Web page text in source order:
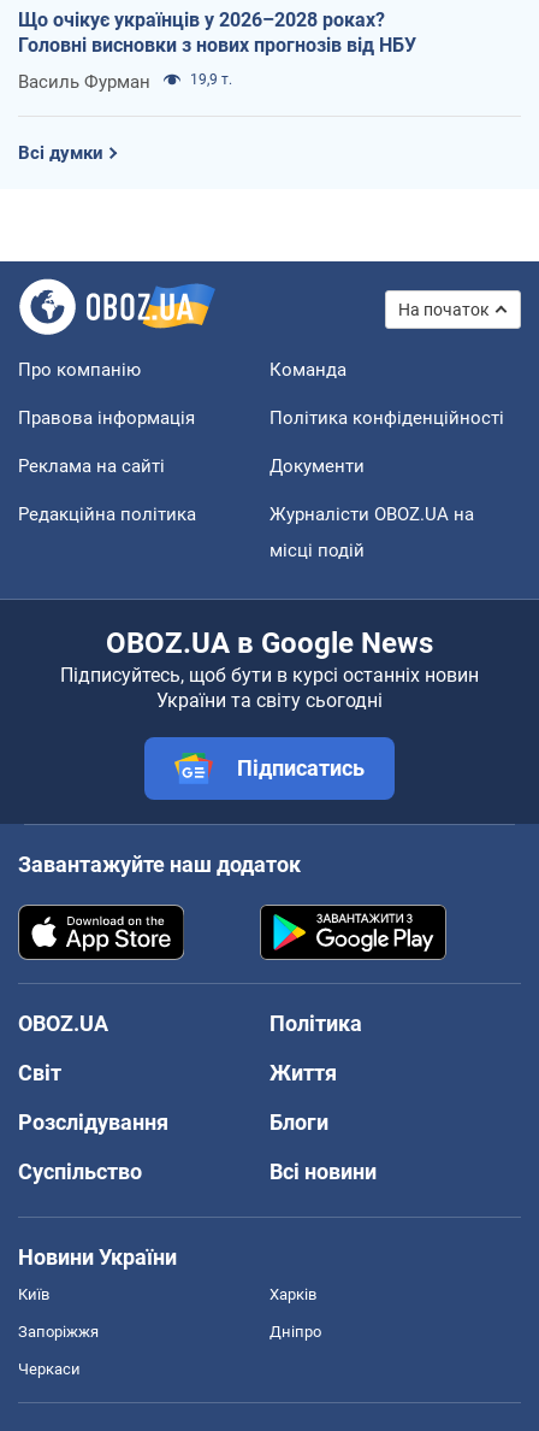
Що очікує українців у 2026–2028 роках?
Головні висновки з нових прогнозів від НБУ
Василь Фурман 19,9 т.
Всі думки
На початок
Про компанію Команда
Правова інформація Політика конфіденційності
Реклама на сайті Документи
Редакційна політика
Журналісти OBOZ.UA на
місці подій
OBOZ.UA в Google News
Підписуйтесь, щоб бути в курсі останніх новин
України та світу сьогодні
Підписатись
Завантажуйте наш додаток
OBOZ.UA
Політика
Світ
Життя
Розслідування
Блоги
Суспільство
Всі новини
Новини України
Київ Харків
Запоріжжя Дніпро
Черкаси